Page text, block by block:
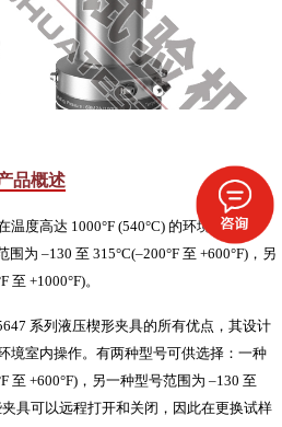
品概述
度高达 1000°F (540°C) 的环境室内操
为 –130 至 315°C(–200°F 至 +600°F)，另
至 +1000°F)。
系列液压楔形夹具的所有优点，其设计
境室内操作。有两种型号可供选择：一种
至 +600°F)，另一种型号范围为 –130 至
夹具可以远程打开和关闭，因此在更换试样